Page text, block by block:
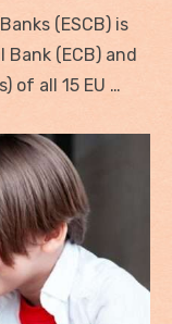
(ESCB) is
(ECB) and
of all 15 EU …